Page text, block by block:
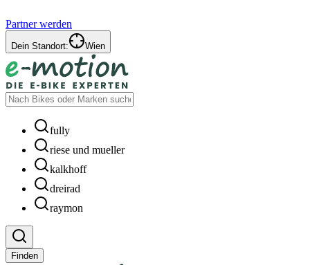
Partner werden
Dein Standort: Wien
fully
riese und mueller
kalkhoff
dreirad
raymon
Finden